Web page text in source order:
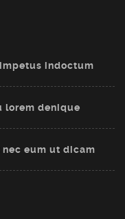
indoctum
lorem denique
eum ut dicam